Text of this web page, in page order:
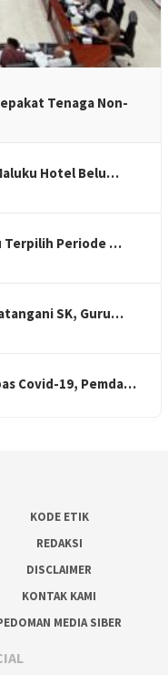
Tenaga Non-
Hotel Belu…
Terpilih Periode …
SK, Guru…
Covid-19, Pemda…
KODE ETIK
REDAKSI
DISCLAIMER
KONTAK KAMI
MEDIA SIBER